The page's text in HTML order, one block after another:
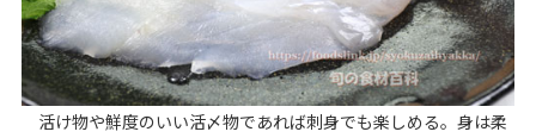
活け物や鮮度のいい活〆物であれば刺身でも楽しめる。身は柔